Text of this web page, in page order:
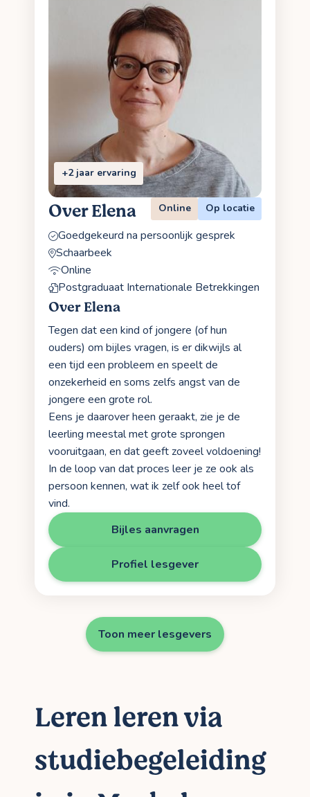
+2 jaar ervaring
Over Elena Online Op locatie
Goedgekeurd na persoonlijk gesprek
Schaarbeek
Online
Postgraduaat Internationale Betrekkingen
Over Elena
Tegen dat een kind of jongere (of hun
ouders) om bijles vragen, is er dikwijls al
een tijd een probleem en speelt de
onzekerheid en soms zelfs angst van de
jongere een grote rol.
Eens je daarover heen geraakt, zie je de
leerling meestal met grote sprongen
vooruitgaan, en dat geeft zoveel voldoening!
In de loop van dat proces leer je ze ook als
persoon kennen, wat ik zelf ook heel tof
vind.
Bijles aanvragen
Profiel lesgever
Toon meer lesgevers
Leren leren via
studiebegeleiding